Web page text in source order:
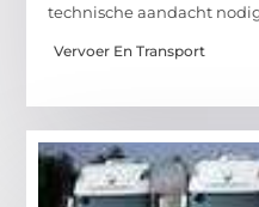
technische aandacht
Vervoer En Transport